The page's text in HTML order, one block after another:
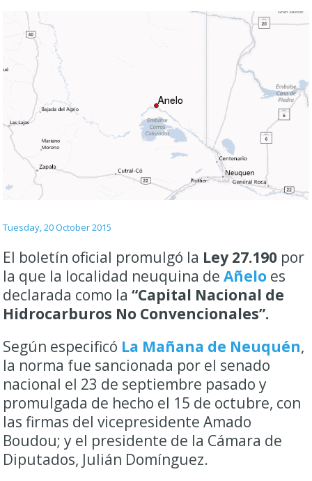
Tuesday, 20 October 2015
El boletín oficial promulgó la Ley 27.190 por
la que la localidad neuquina deAñelo es
declarada como la“Capital Nacional de
Hidrocarburos No Convencionales”.
Según especificó La Mañana de Neuquén,
la norma fue sancionada por el senado
nacional el 23 de septiembre pasado y
promulgada de hecho el 15 de octubre, con
las firmas del vicepresidente Amado
Boudou; y el presidente de la Cámara de
Diputados, Julián Domínguez.